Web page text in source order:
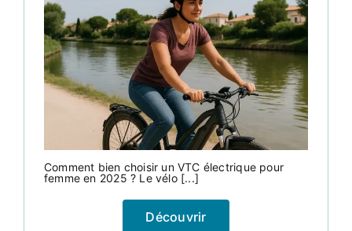
Comment bien choisir un VTC électrique pour
femme en 2025 ? Le vélo [...]
Découvrir